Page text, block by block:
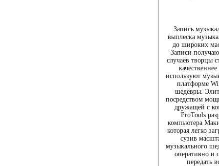
Запись
выплеска
до широких
Записи
случаев творцы
используют
платформе
шедевры.
посредством
дружащей с
ProTools
компьютера
которая легко
сузив
музыкального
оперативно и
передать